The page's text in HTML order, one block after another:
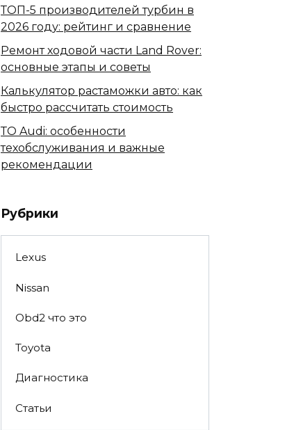
ТОП-5 производителей турбин в
2026 году: рейтинг и сравнение
Ремонт ходовой части Land Rover:
основные этапы и советы
Калькулятор растаможки авто: как
быстро рассчитать стоимость
ТО Audi: особенности
техобслуживания и важные
рекомендации
Рубрики
Lexus
Nissan
Obd2 что это
Toyota
Диагностика
Статьи